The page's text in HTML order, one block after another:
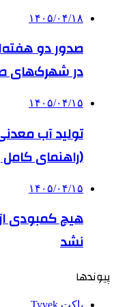
۱۴۰۵/۰۴/۱۸
صدور دو
در شهرک‌های
۱۴۰۵/۰۴/۱۵
تولید آب
(راهنمای
۱۴۰۵/۰۴/۱۵
هیچ کمبودی
نشد
پیوندها
پاکت Tyvek